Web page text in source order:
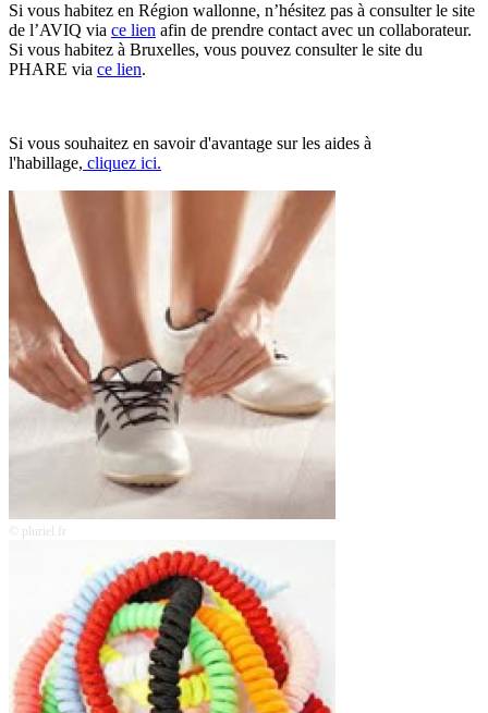
Si vous habitez en Région wallonne, n’hésitez pas à consulter le site
de l’AVIQ via ce lien afin de prendre contact avec un collaborateur.
Si vous habitez à Bruxelles, vous pouvez consulter le site du
PHARE via ce lien.
Si vous souhaitez en savoir d'avantage sur les aides à
l'habillage, cliquez ici.
© ‪pluriel.fr